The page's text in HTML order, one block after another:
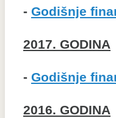
- Godišnje
2017. GODINA
- Godišnje
2016. GODINA